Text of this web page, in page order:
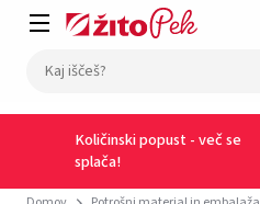
Količinski popust - več se
splača!